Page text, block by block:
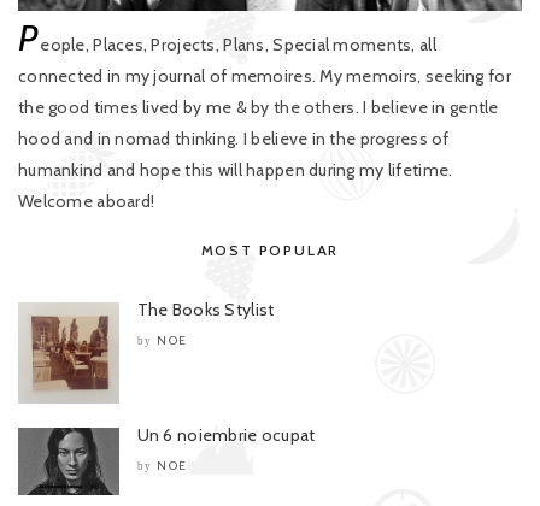
People, Places, Projects, Plans, Special moments, all
connected in my journal of memoires. My memoirs, seeking for
the good times lived by me & by the others. I believe in gentle
hood and in nomad thinking. I believe in the progress of
humankind and hope this will happen during my lifetime.
Welcome aboard!
MOST POPULAR
The Books Stylist
by NOE
Un 6 noiembrie ocupat
by NOE